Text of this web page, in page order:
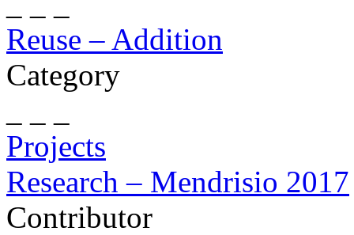
Reuse – Addition
Category
Projects
Research – Mendrisio 2017
Contributor